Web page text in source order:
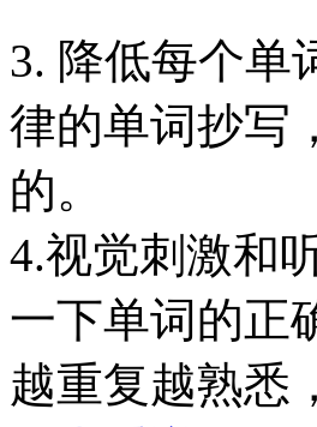
3. 降低每个单
律的单词抄写
的。
4.视觉刺激和
一下单词的正
越重复越熟悉